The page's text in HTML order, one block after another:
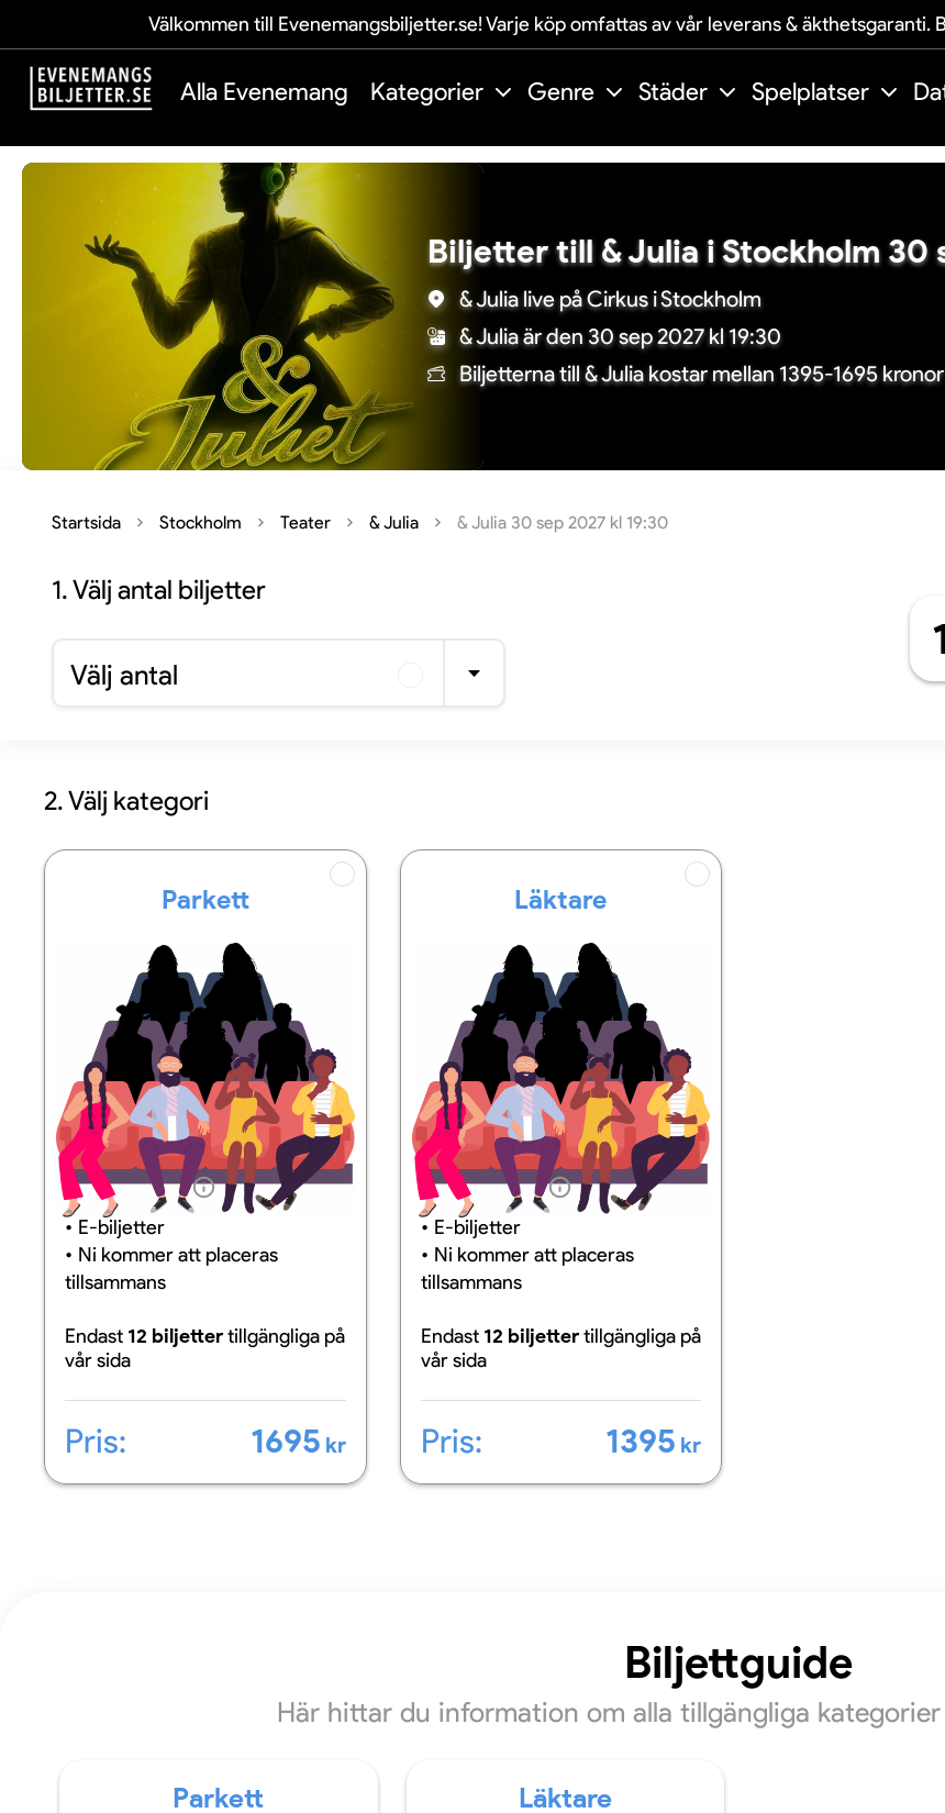
Välkommen till Evenemangsbiljetter.se! Varje köp omfattas av vår leverans &
Alla Evenemang Kategorier Genre Städer Spelplatser
Biljetter till & Julia i Stockholm 30
& Julia live på Cirkus i Stockholm
& Julia är den 30 sep 2027 kl 19:30
Biljetterna till & Julia kostar mellan 1395-1695 kronor
Startsida Stockholm Teater & Julia & Julia 30 sep 2027 kl 19:30
1.Välj antal biljetter
Välj antal
2. Välj kategori
Parkett
Information
E-biljetter
Ni kommer att placeras
tillsammans
Endast 12 biljettertillgängliga på
vår sida
Pris: 1695 kr
Läktare
Information
E-biljetter
Ni kommer att placeras
tillsammans
Endast 12 biljetter tillgängliga på
vår sida
Pris: 1395 kr
Biljettguide
Här hittar du information om alla tillgängliga
Parkett Läktare